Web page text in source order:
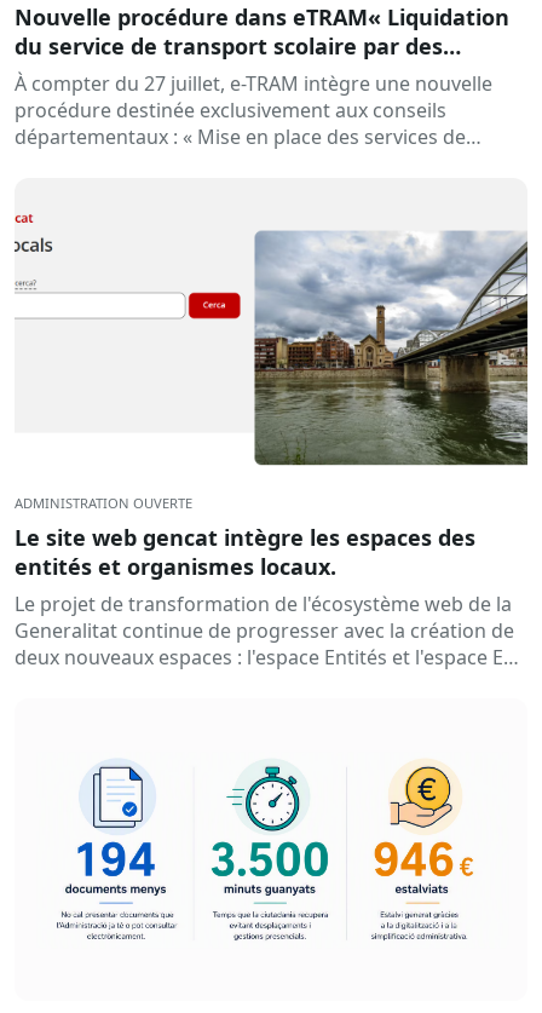
Nouvelle procédure dans eTRAM« Liquidation
du service de transport scolaire par des
entreprises concessionnaires »
À compter du 27 juillet, e-TRAM intègre une nouvelle
procédure destinée exclusivement aux conseils
départementaux : « Mise en place des services de
ADMINISTRATION OUVERTE
Le site web gencat intègre les espaces des
entités et organismes locaux.
Le projet de transformation de l'écosystème web de la
Generalitat continue de progresser avec la création de
deux nouveaux espaces : l'espace Entités et l'espace Ens